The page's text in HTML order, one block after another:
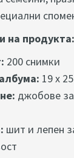
на продукта:
200 снимки
19 х
джобове
шит и лепен